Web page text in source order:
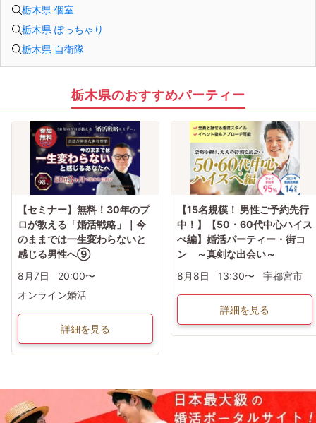
【参加費】
男性：6500円(税込)
→早割で6000円
女性：1000円(税込)
→早割で500円→先着3名特別無料♪
※キャンセルの際はキャンセル代がかかります※
18:30[ 受付スタート ] 当日現金支払
★開始１０分前にはご着席下さい★
19:00[ パーティ開始 ] イベント説明
☆ 参加者全員で乾杯 ☆
19:05
数回[ 1対1テーブルトーク ]
5～10分間のフリートーク
[ 席替えタイム ]
20:45[ マッチングカード記入 ]
[ マッチングカード封筒で配布 ]
[ マッチングカード発表なし ]
21:00[ パーティ終了・ご退室 ]
女性からの優先退出になります
【マッチングカード】
貴方に代わり良い印象だった方にマッチングコンカードをお渡し致します☆
【使い方】
【1】好印象の方の番号をお書き下さい(最大5枚出せます)
【2】名前･連絡先･メッセージをお書き下さい♪
【3】連絡先をお伝えする方法になるので積極的にご活用下さい♪
★気に入った方だけに自分の連絡先をカードで教えれます★
皆様のご参加お待ちしております♪
栃木県 個室
栃木県 ぽっちゃり
栃木県 自衛隊
栃木県のおすすめパーティー
【セミナー】無料！30年のプ
ロが教える「婚活戦略」｜今
のままでは一生変わらないと
感じる男性へ⑨
8月7日
20:00〜
オンライン婚活
詳細を見る
【15名規模！ 男性ご予約先行
中！】【50・60代中心ハイス
ぺ編】婚活パーティー・街コ
ン ～真剣な出会い～
8月8日
13:30〜 宇都宮市
詳細を見る